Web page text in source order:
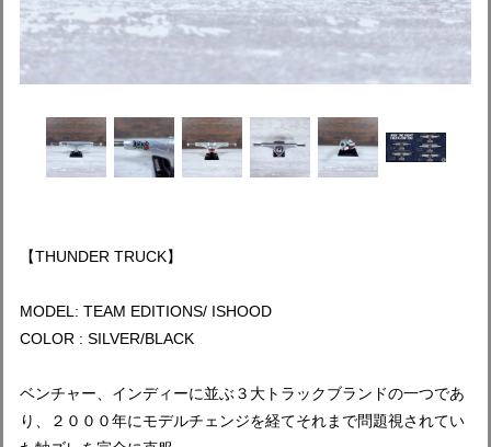
【THUNDER TRUCK】
MODEL: TEAM EDITIONS/ ISHOOD
COLOR : SILVER/BLACK
ベンチャー、インディーに並ぶ３大トラックブランドの一つであ
り、２０００年にモデルチェンジを経てそれまで問題視されてい